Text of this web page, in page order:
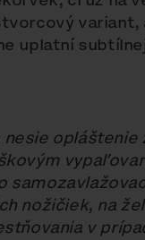
variant,
uplatní
opláštenie
nožičiek, na
v